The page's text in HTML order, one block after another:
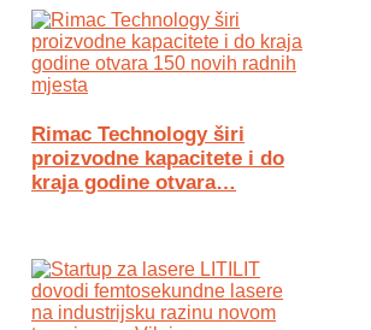
Rimac Technology širi
proizvodne kapacitete i do
kraja godine otvara…